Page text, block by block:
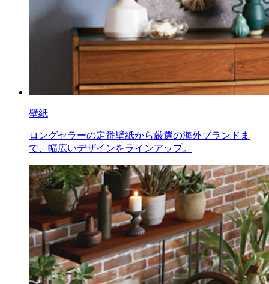
壁紙
ロングセラーの定番壁紙から厳選の海外ブランドま
で、幅広いデザインをラインアップ。